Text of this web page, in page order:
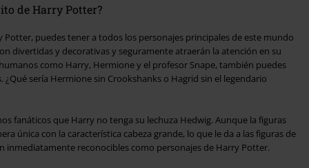
de Harry Potter?
Potter, puedes tener a todos los personajes principales de este mundo
divertidas y decorativas y seguramente atraerán la atención en su
como Harry, Hermione y el profesor Snape, también puedes
¿Qué sería Hermione sin Crookshanks o Hagrid sin el legendario
fanáticos que Harry no tenga su lechuza Hedwig. Aunque la figuras
única con la característica cabeza grande, lo que le da a las figuras de
inmediatamente reconocibles como personajes de Harry Potter.